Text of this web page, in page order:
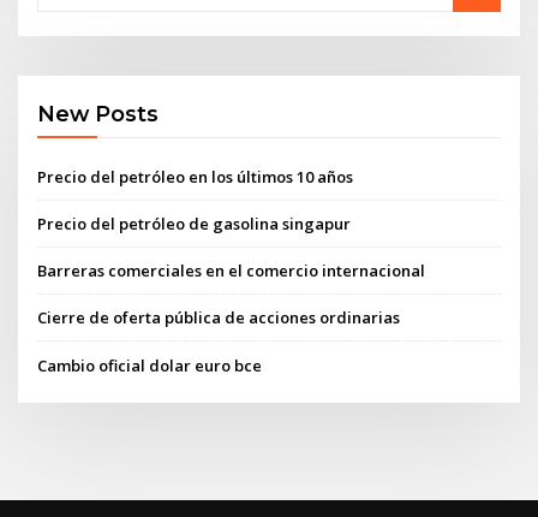
New Posts
Precio del petróleo en los últimos 10 años
Precio del petróleo de gasolina singapur
Barreras comerciales en el comercio internacional
Cierre de oferta pública de acciones ordinarias
Cambio oficial dolar euro bce